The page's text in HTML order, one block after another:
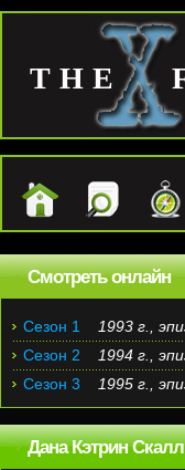
THE
Смотреть онлайн
Сезон 1
1993 г.,
Сезон 2
1994 г.,
Сезон 3
1995 г.,
Дана Кэтрин